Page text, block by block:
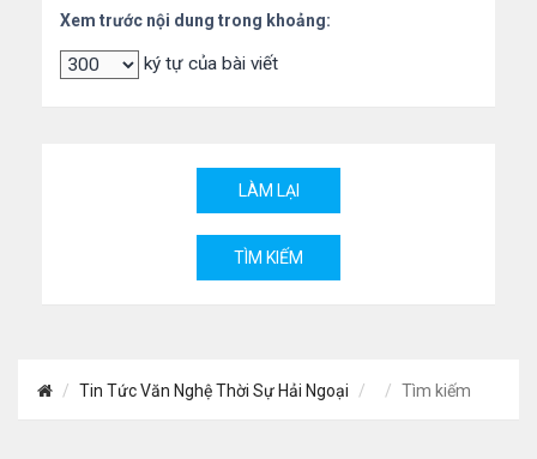
Xem trước nội dung trong khoảng:
ký tự của bài viết
Tin Tức Văn Nghệ Thời Sự Hải Ngoại Tìm kiếm